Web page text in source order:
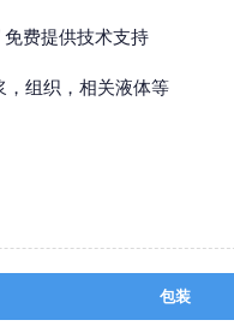
费提供技术支持
组织，相关液体等
包装